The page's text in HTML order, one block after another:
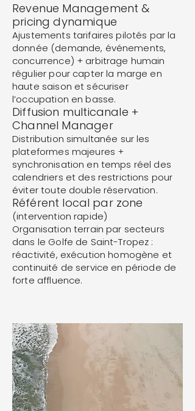
Revenue Management &
pricing dynamique
Ajustements tarifaires pilotés par la
donnée (demande, événements,
concurrence) + arbitrage humain
régulier pour capter la marge en
haute saison et sécuriser
l’occupation en basse.
Diffusion multicanale +
Channel Manager
Distribution simultanée sur les
plateformes majeures +
synchronisation en temps réel des
calendriers et des restrictions pour
éviter toute double réservation.
Référent local par zone
(intervention rapide)
Organisation terrain par secteurs
dans le Golfe de Saint-Tropez :
réactivité, exécution homogène et
continuité de service en période de
forte affluence.